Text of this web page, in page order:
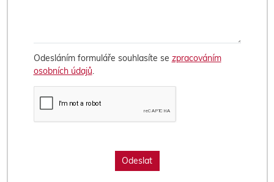
Odesláním formuláře souhlasíte se zpracováním
osobních údajů.